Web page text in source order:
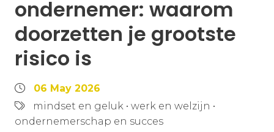
ondernemer: waarom
doorzetten je grootste
risico is
06 May 2026
mindset en geluk • werk en welzijn •
ondernemerschap en succes